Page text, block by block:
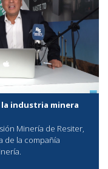
industria minera
Minería de Resiter,
de la compañía